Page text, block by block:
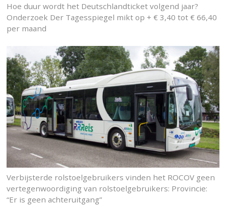
Hoe duur wordt het Deutschlandticket volgend jaar?
Onderzoek Der Tagesspiegel mikt op + € 3,40 tot € 66,40
per maand
Verbijsterde rolstoelgebruikers vinden het ROCOV geen
vertegenwoordiging van rolstoelgebruikers: Provincie:
“Er is geen achteruitgang”